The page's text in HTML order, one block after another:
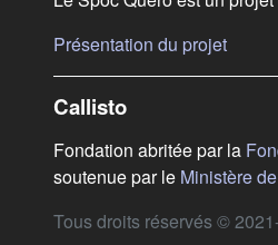
Présentation du projet
Callisto
Fondation abritée par la
soutenue par le Ministère
Tous droits réservés ©